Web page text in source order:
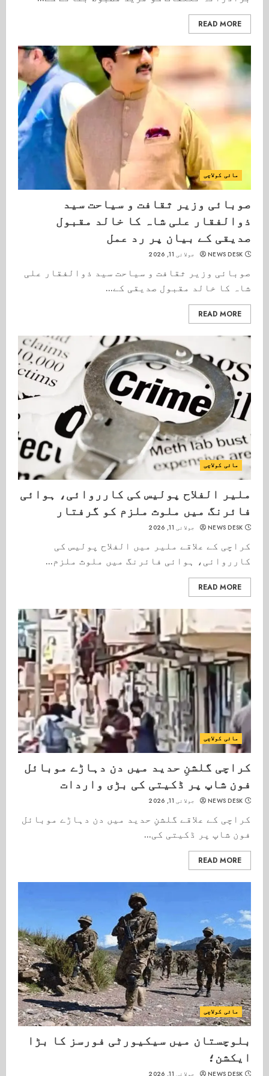
READ MORE
مائی کولاچی
صوبائی وزیر ثقافت و سیاحت سید
ذوالفقار علی شاہ کا خالد مقبول
صدیقی کے بیان پر رد عمل
NEWS DESK جولائی 11, 2026
صوبائی وزیر ثقافت و سیاحت سید ذوالفقار علی
شاہ کا خالد مقبول صدیقی کے...
READ MORE
مائی کولاچی
ملیر الفلاح پولیس کی کارروائی، ہوائی
فائرنگ میں ملوث ملزم کو گرفتار
NEWS DESK جولائی 11, 2026
کراچی کے علاقے ملیر میں الفلاح پولیس کی
کارروائی، ہوائی فائرنگ میں ملوث ملزم...
READ MORE
مائی کولاچی
کراچی گلشنِ حدید میں دن دہاڑے موبائل
فون شاپ پر ڈکیتی کی بڑی واردات
NEWS DESK جولائی 11, 2026
کراچی کے علاقے گلشنِ حدید میں دن دہاڑے موبائل
فون شاپ پر ڈکیتی کی...
READ MORE
مائی کولاچی
بلوچستان میں سیکیورٹی فورسز کا بڑا
ایکشن؛
NEWS DESK جولائی 11, 2026